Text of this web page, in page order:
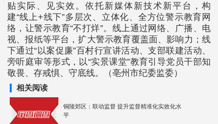
贴实际、见实效。依托新媒体新技术新平台，构
建“线上+线下”多层次、立体化、全方位警示教育网
络，让警示教育“不打烊”。线上通过网络、广播、电
视、报纸等平台，扩大警示教育覆盖面、影响力；线
下通过“以案促廉”百村行宣讲活动、支部联建活动、
旁听庭审等形式，以“实景课堂”教育引导党员干部知
敬畏、存戒惧、守底线。（亳州市纪委监委）
相关阅读
铜陵郊区：联动监督 提升监督精准化实效化水
平